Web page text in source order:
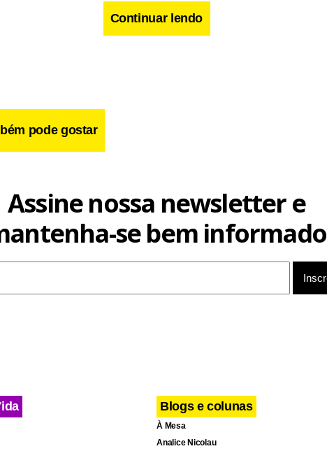
LinkedIn
Twitter
X
Continuar lendo
pode gostar
Assine nossa newsletter e
se bem informado
Blogs e colunas
À Mesa
Analice Nicolau